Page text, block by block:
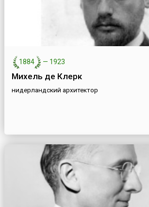
1884 — 1923
Михель де Клерк
нидерландский архитектор